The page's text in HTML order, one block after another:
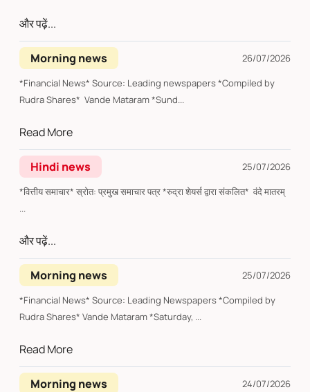
और पढ़ें...
Morning news
26/07/2026
*Financial News* Source: Leading newspapers *Compiled by
Rudra Shares* Vande Mataram *Sund...
Read More
Hindi news
25/07/2026
*वित्तीय समाचार* स्रोत: प्रमुख समाचार पत्र *रुद्रा शेयर्स द्वारा संकलित* वंदे मातरम्
...
और पढ़ें...
Morning news
25/07/2026
*Financial News* Source: Leading Newspapers *Compiled by
Rudra Shares* Vande Mataram *Saturday, ...
Read More
Morning news 24/07/2026